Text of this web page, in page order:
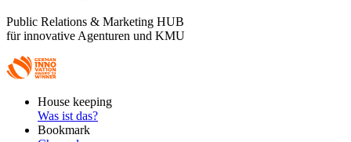
Public Relations & Marketing HUB
für innovative Agenturen und KMU
FooterHouse keeping
Was ist das?
Bookmark